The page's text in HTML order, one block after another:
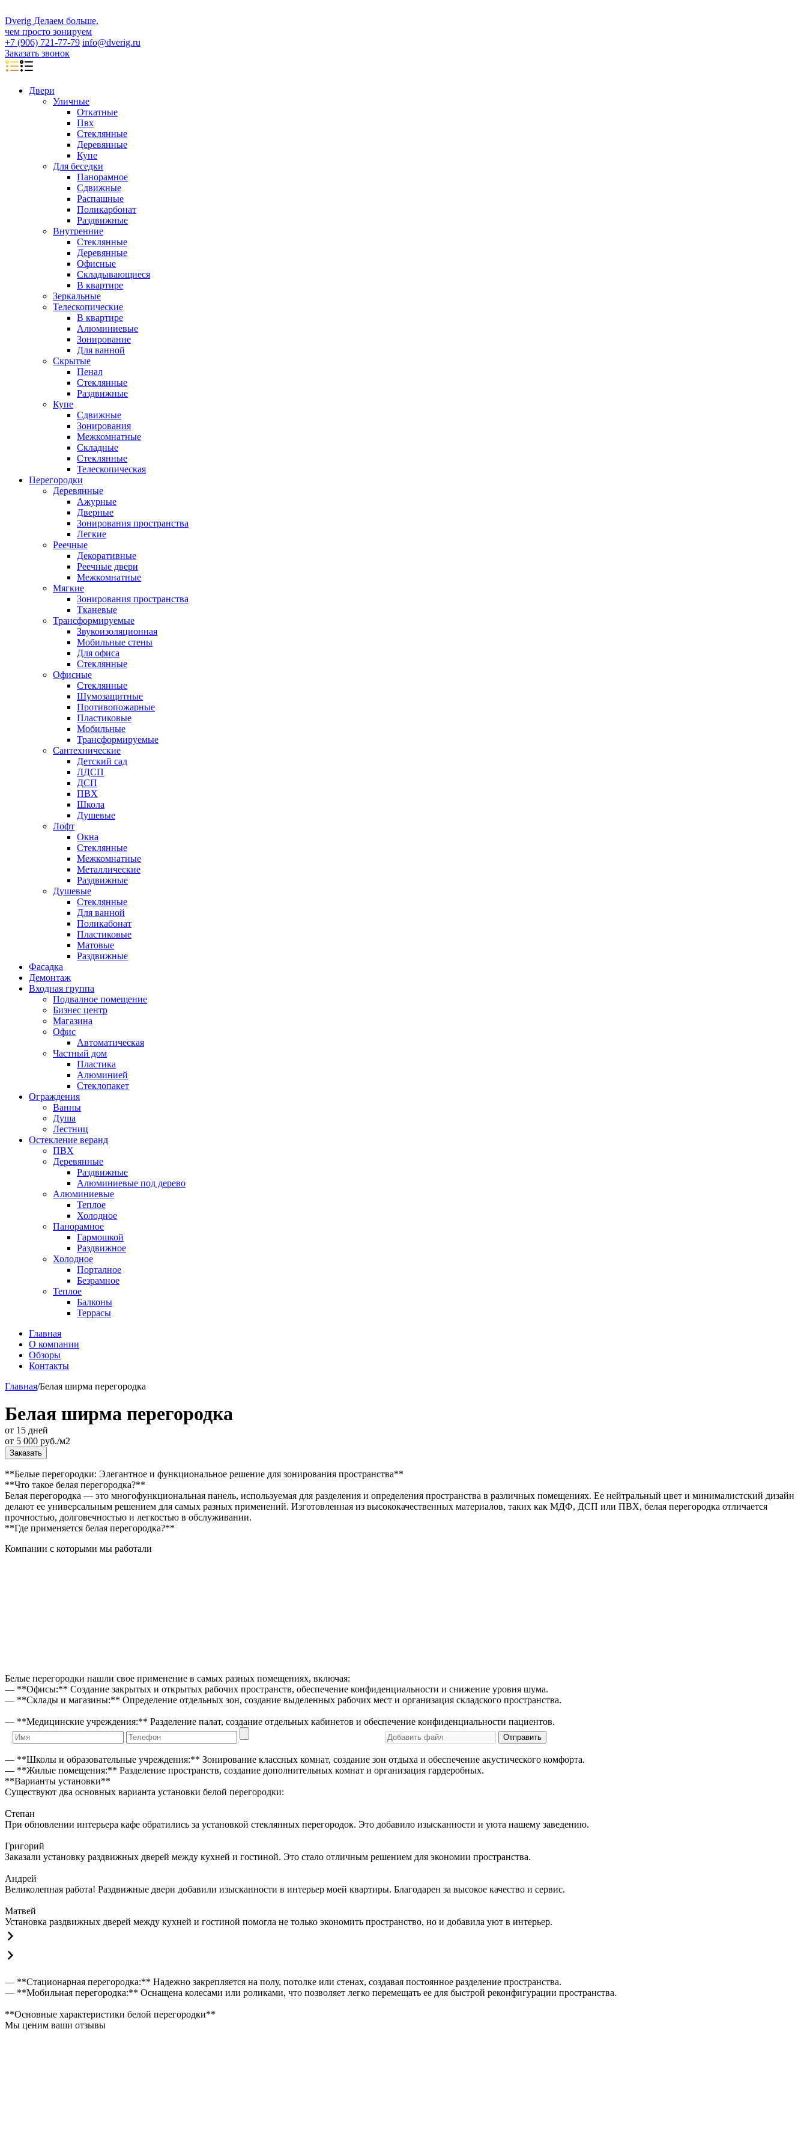
Dverig Делаем больше,
чем просто зонируем
+7 (906) 721-77-79 info@dverig.ru
Заказать звонок
Двери
Уличные
Откатные
Пвх
Стеклянные
Деревянные
Купе
Для беседки
Панорамное
Сдвижные
Распашные
Поликарбонат
Раздвижные
Внутренние
Стеклянные
Деревянные
Офисные
Складывающиеся
В квартире
Зеркальные
Телескопические
В квартире
Алюминиевые
Зонирование
Для ванной
Скрытые
Пенал
Стеклянные
Раздвижные
Купе
Сдвижные
Зонирования
Межкомнатные
Складные
Стеклянные
Телескопическая
Перегородки
Деревянные
Ажурные
Дверные
Зонирования пространства
Легкие
Реечные
Декоративные
Реечные двери
Межкомнатные
Мягкие
Зонирования пространства
Тканевые
Трансформируемые
Звукоизоляционная
Мобильные стены
Для офиса
Стеклянные
Офисные
Стеклянные
Шумозащитные
Противопожарные
Пластиковые
Мобильные
Трансформируемые
Сантехнические
Детский сад
ЛДСП
ДСП
ПВХ
Школа
Душевые
Лофт
Окна
Стеклянные
Межкомнатные
Металлические
Раздвижные
Душевые
Стеклянные
Для ванной
Поликабонат
Пластиковые
Матовые
Раздвижные
Фасадка
Демонтаж
Входная группа
Подвалное помещение
Бизнес центр
Магазина
Офис
Автоматическая
Частный дом
Пластика
Алюминией
Стеклопакет
Ограждения
Ванны
Душа
Лестниц
Остекление веранд
ПВХ
Деревянные
Раздвижные
Алюминиевые под дерево
Алюминиевые
Теплое
Холодное
Панорамное
Гармошкой
Раздвижное
Холодное
Порталное
Безрамное
Теплое
Балконы
Террасы
Главная
О компании
Обзоры
Контакты
Главная/Белая ширма перегородка
Белая ширма перегородка
от 15 дней
от 5 000 руб./м2
Заказать
**Белые перегородки: Элегантное и функциональное решение для зонирования пространства**
**Что такое белая перегородка?**
Белая перегородка — это многофункциональная панель, используемая для разделения и определения пространства в различных помещениях. Ее нейтральный цвет и минималистский дизайн
делают ее универсальным решением для самых разных применений. Изготовленная из высококачественных материалов, таких как МДФ, ДСП или ПВХ, белая перегородка отличается
прочностью, долговечностью и легкостью в обслуживании.
**Где применяется белая перегородка?**
Компании с которыми мы работали
Белые перегородки нашли свое применение в самых разных помещениях, включая:
— **Офисы:** Создание закрытых и открытых рабочих пространств, обеспечение конфиденциальности и снижение уровня шума.
— **Склады и магазины:** Определение отдельных зон, создание выделенных рабочих мест и организация складского пространства.
— **Медицинские учреждения:** Разделение палат, создание отдельных кабинетов и обеспечение конфиденциальности пациентов.
Отправить
— **Школы и образовательные учреждения:** Зонирование классных комнат, создание зон отдыха и обеспечение акустического комфорта.
— **Жилые помещения:** Разделение пространств, создание дополнительных комнат и организация гардеробных.
**Варианты установки**
Существуют два основных варианта установки белой перегородки:
Степан
При обновлении интерьера кафе обратились за установкой стеклянных перегородок. Это добавило изысканности и уюта нашему заведению.
Григорий
Заказали установку раздвижных дверей между кухней и гостиной. Это стало отличным решением для экономии пространства.
Андрей
Великолепная работа! Раздвижные двери добавили изысканности в интерьер моей квартиры. Благодарен за высокое качество и сервис.
Матвей
Установка раздвижных дверей между кухней и гостиной помогла не только экономить пространство, но и добавила уют в интерьер.
— **Стационарная перегородка:** Надежно закрепляется на полу, потолке или стенах, создавая постоянное разделение пространства.
— **Мобильная перегородка:** Оснащена колесами или роликами, что позволяет легко перемещать ее для быстрой реконфигурации пространства.
**Основные характеристики белой перегородки**
Мы ценим ваши отзывы